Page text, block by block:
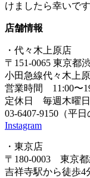
けましたら幸いです
店舗情報
・代々木上原店
〒151-0065 東京都
小田急線代々木上
営業時間 11:00〜
定休日 毎週木曜
03-6407-9150（平日
Instagram
・東京店
〒180-0003 東京都
吉祥寺駅から徒歩4